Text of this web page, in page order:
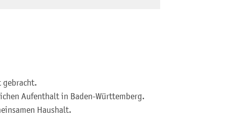
gebracht.
Aufenthalt in Baden-Württemberg.
Haushalt.